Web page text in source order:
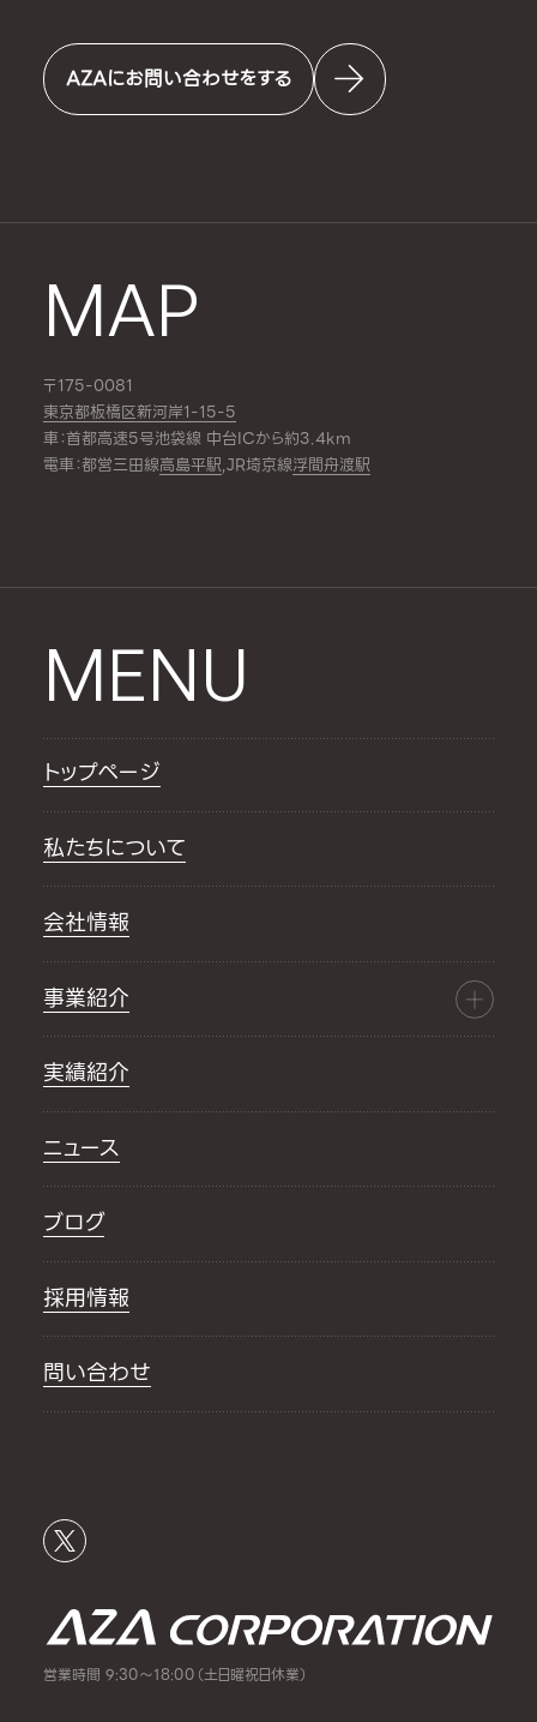
AZAにお問い合わせをする
MAP
〒175-0081
東京都板橋区新河岸1-15-5
車：首都高速5号池袋線 中台ICから約3.4km
電車：都営三田線高島平駅,JR埼京線浮間舟渡駅
MENU
トップページ
私たちについて
会社情報
事業紹介
実績紹介
ニュース
ブログ
採用情報
問い合わせ
営業時間 9:30～18:00（土日曜祝日休業）